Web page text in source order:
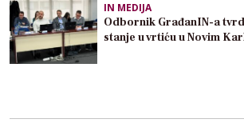
IN MEDIJA
Odbornik GrađanIN-a
stanje u vrtiću u Novim